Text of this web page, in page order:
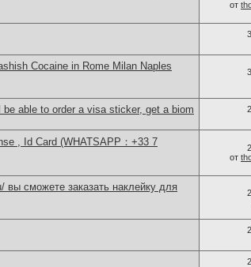
от
Cocaine in Rome Milan Naples
able to order a visa sticker, get a biom
, Id Card (WHATSAPP：+33 7
от
вы сможете заказать наклейку для